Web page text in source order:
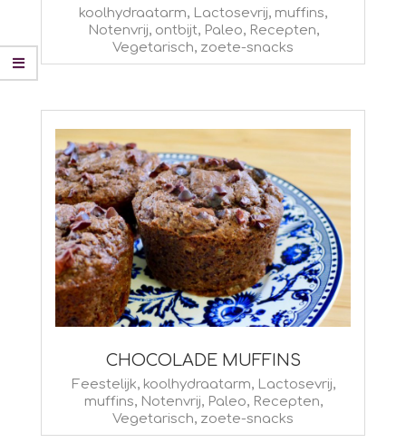
2025-koolhydraatarm, Lactosevrij, muffins,
Notenvrij, ontbijt, Paleo, Recepten,
Vegetarisch, zoete-snacks
CHOCOLADE MUFFINS
2023-
Feestelijk, koolhydraatarm, Lactosevrij,
muffins, Notenvrij, Paleo, Recepten,
Vegetarisch, zoete-snacks